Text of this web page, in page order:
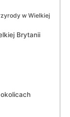
w ​Wielkiej
Brytanii